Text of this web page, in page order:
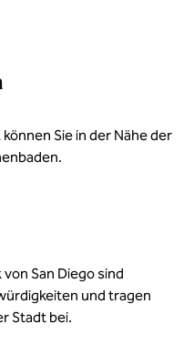
Sie in der Nähe der
San Diego sind
und tragen
Stadt bei.